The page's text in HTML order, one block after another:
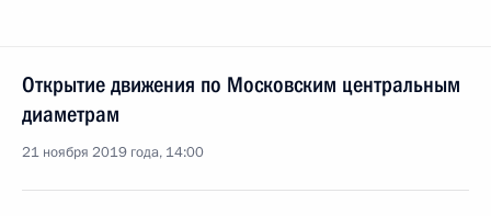
Открытие движения по Московским центральным
диаметрам
21 ноября 2019 года, 14:00